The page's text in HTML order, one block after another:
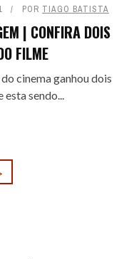
POR TIAGO BATISTA
| CONFIRA DOIS
FILME
cinema ganhou dois
esta sendo...